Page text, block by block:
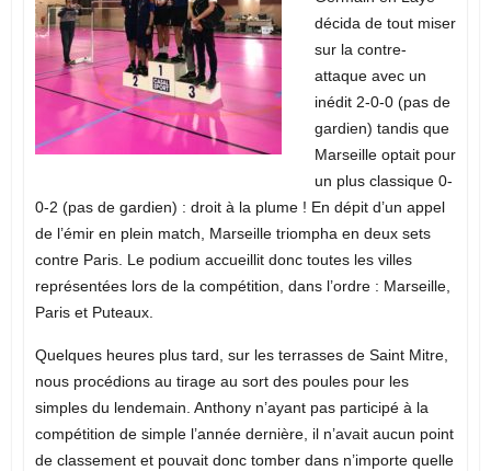
décida de tout miser
sur la contre-
attaque avec un
inédit 2-0-0 (pas de
gardien) tandis que
Marseille optait pour
un plus classique 0-
0-2 (pas degardien) : droit à la plume ! En dépit d’un appel
de l’émir en plein match, Marseille triompha en deux sets
contre Paris. Le podium accueillit donc toutes les villes
représentées lors de la compétition, dans l’ordre : Marseille,
Paris et Puteaux.
Quelques heures plus tard, sur les terrasses de Saint Mitre,
nous procédions au tirage au sort des poules pour les
simples du lendemain. Anthony n’ayant pas participé à la
compétition de simple l’année dernière, il n’avait aucun point
de classement et pouvait donc tomber dans n’importe quelle